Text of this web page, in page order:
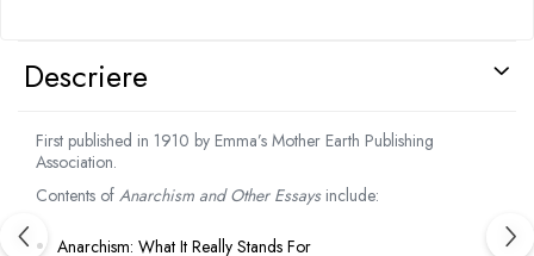
Descriere
First published in 1910 by Emma’s Mother Earth Publishing
Association.
Contents of Anarchism and Other Essaysinclude:
Anarchism: What It Really Stands For